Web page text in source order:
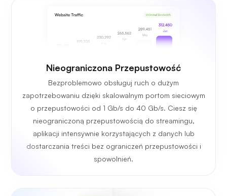
Nieograniczona Przepustowość
Bezproblemowo obsługuj ruch o dużym
zapotrzebowaniu dzięki skalowalnym portom sieciowym
o przepustowości od 1 Gb/s do 40 Gb/s. Ciesz się
nieograniczoną przepustowością do streamingu,
aplikacji intensywnie korzystających z danych lub
dostarczania treści bez ograniczeń przepustowości i
spowolnień.